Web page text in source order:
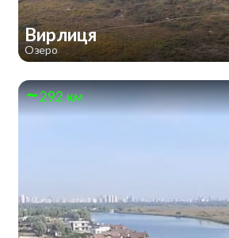
Вирлиця
Озеро
292 км